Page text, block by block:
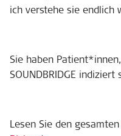
ich verstehe sie endlich
Sie haben
SOUNDBRIDGE
Lesen Sie den gesamten